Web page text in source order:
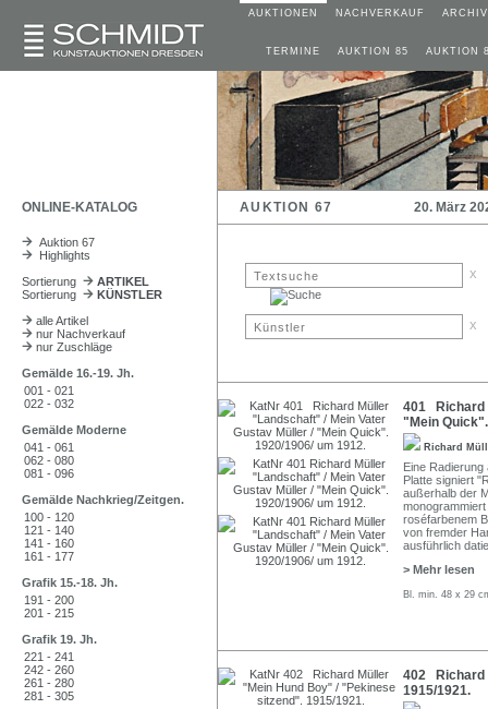
AUKTIONEN NACHVERKAUF ARCHIV
TERMINE AUKTION 85 AUKTION
ONLINE-KATALOG AUKTION 67 20. März
Auktion 67
Highlights
Sortierung
ARTIKEL
Sortierung
KÜNSTLER
alle Artikel
nur Nachverkauf
nur Zuschläge
Gemälde 16.-19. Jh.
001 - 021
022 - 032
Gemälde Moderne
041 - 061
062 - 080
081 - 096
Gemälde Nachkrieg/Zeitgen.
100 - 120
121 - 140
141 - 160
161 - 177
Grafik 15.-18. Jh.
191 - 200
201 - 215
Grafik 19. Jh.
221 - 241
242 - 260
261 - 280
281 - 305
x
x
401 Richard
"Mein
Richard
Eine
Platte signiert
außerhalb der
roséfarbenem
von fremder
ausführlich
> Mehr lesen
Bl. min. 48 x 29
402 Richard
1915/1921.